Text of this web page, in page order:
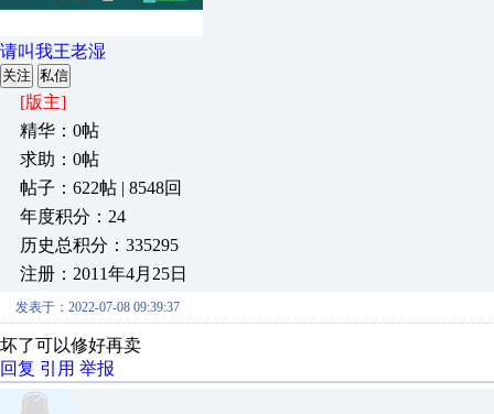
请叫我王老湿
关注 私信
[版主]
精华：0帖
求助：0帖
帖子：622帖 | 8548回
年度积分：24
历史总积分：335295
注册：2011年4月25日
发表于：2022-07-08 09:39:37
坏了可以修好再卖
回复 引用 举报